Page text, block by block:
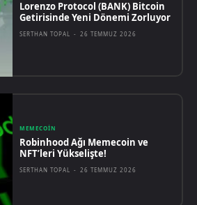
Lorenzo Protocol (BANK) Bitcoin
Getirisinde Yeni Dönemi Zorluyor
SERTHAN TOPAL - 26 TEMMUZ 2026
MEMECOIN
Robinhood Ağı Memecoin ve
NFT’leri Yükselişte!
SERTHAN TOPAL - 26 TEMMUZ 2026